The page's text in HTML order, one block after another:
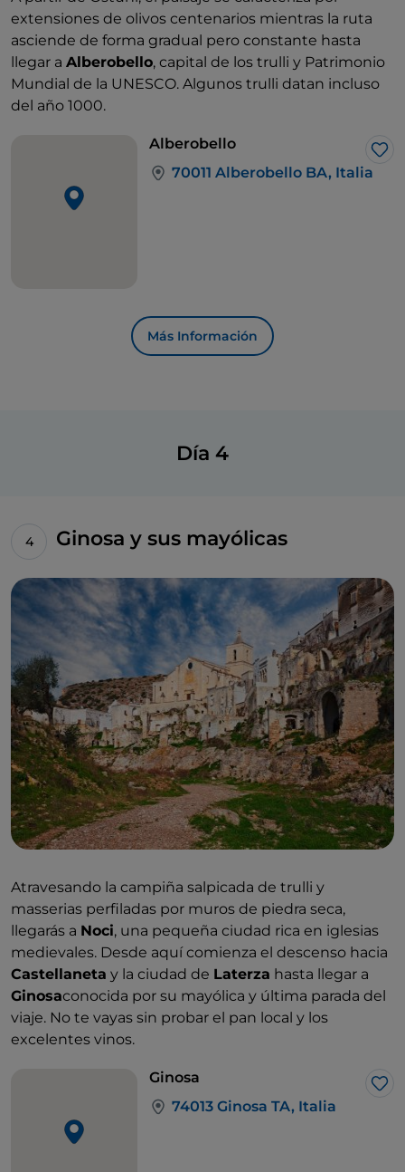
extensiones de olivos centenarios mientras la ruta
asciende de forma gradual pero constante hasta
llegar a Alberobello, capital de los trulli y Patrimonio
Mundial de la UNESCO. Algunos trulli datan incluso
del año 1000.
Alberobello
Me
70011 Alberobello BA, Italia
Más Información
Día 4
Ginosa y sus mayólicas
Atravesando la campiña salpicada de trulli y
masserias perfiladas por muros de piedra seca,
llegarás a Noci, una pequeña ciudad rica en iglesias
medievales. Desde aquí comienza el descenso hacia
Castellaneta y la ciudad de Laterza hasta llegar a
Ginosaconocida por su mayólica y última parada del
viaje. No te vayas sin probar el pan local y los
excelentes vinos.
Ginosa
Me
74013 Ginosa TA, Italia